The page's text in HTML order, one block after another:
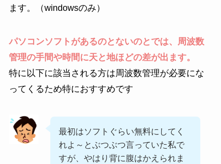
ます。（windowsのみ）
パソコンソフトがあるのとないのとでは、周波数
管理の手間や時間に天と地ほどの差が出ます。
特に以下に該当される方は周波数管理が必要にな
ってくるため特におすすめです
最初はソフトぐらい無料にしてく
れよ～とぶつぶつ言っていた私で
すが、やはり背に腹はかえられま